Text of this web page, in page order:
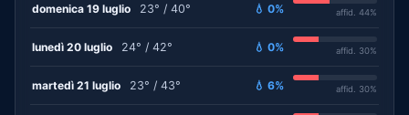
domenica 19 luglio 23° / 40° 💧 0% affid. 44%
lunedì 20 luglio 24° / 42° 💧 0% affid. 30%
martedì 21 luglio 23° / 43° 💧 6% affid. 30%